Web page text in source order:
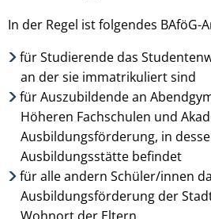
In der Regel ist folgendes BAföG-
für Studierende das
an der sie immatrikuliert sind
für Auszubildende an
Höheren Fachschulen und
Ausbildungsförderung, in
Ausbildungsstätte befindet
für alle andern Schüler/innen
Ausbildungsförderung der